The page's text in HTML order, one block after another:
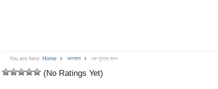
You are here: Home ভালবাসা এক সুতোর বাধন
(No Ratings Yet)